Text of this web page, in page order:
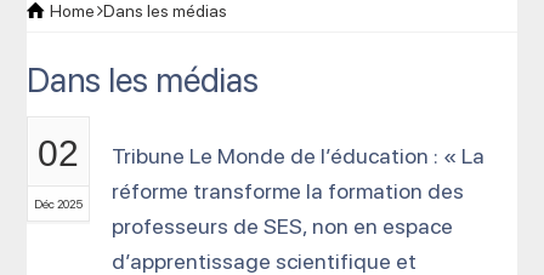
Home Dans les médias
Dans les médias
02
Déc 2025
Tribune Le Monde de l’éducation : « La
réforme transforme la formation des
professeurs de SES, non en espace
d’apprentissage scientifique et